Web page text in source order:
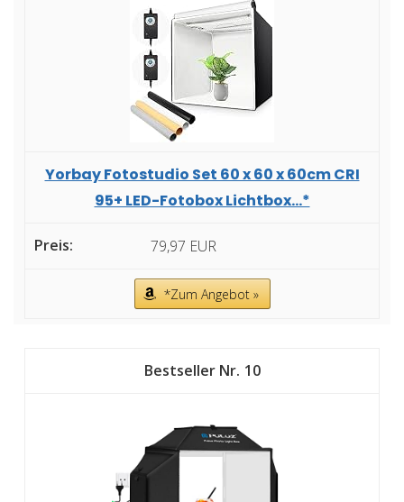
Yorbay Fotostudio Set 60 x 60 x 60cm CRI
95+ LED-Fotobox Lichtbox...*
79,97 EUR
*Zum Angebot »
10